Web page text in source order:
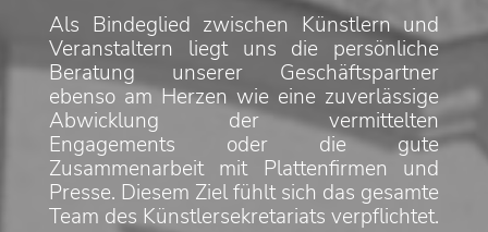
Als Bindeglied zwischen Künstlern und
Veranstaltern liegt uns die persönliche
Beratung unserer Geschäftspartner
ebenso am Herzen wie eine zuverlässige
Abwicklung der vermittelten
Engagements oder die gute
Zusammenarbeit mit Plattenfirmen und
Presse. Diesem Ziel fühlt sich das gesamte
Team des Künstlersekretariats verpflichtet.